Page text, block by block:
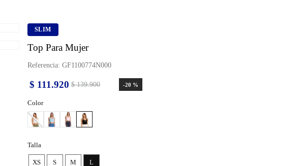
SLIM
Top Para Mujer
Referencia: GF1100774N000
$ 139.900
$ 111.920 -20 %
Color
Talla
XS S M L